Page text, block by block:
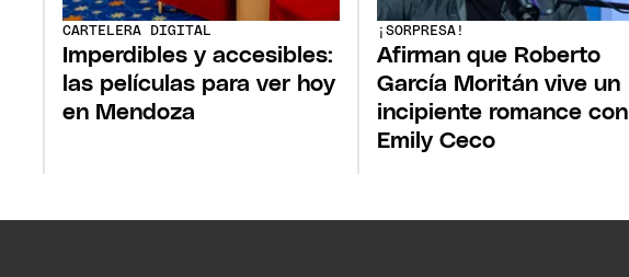
CARTELERA DIGITAL
Imperdibles y accesibles:
las películas para ver hoy
en Mendoza
¡SORPRESA!
Afirman que Roberto
García Moritán vive un
incipiente romance con
Emily Ceco